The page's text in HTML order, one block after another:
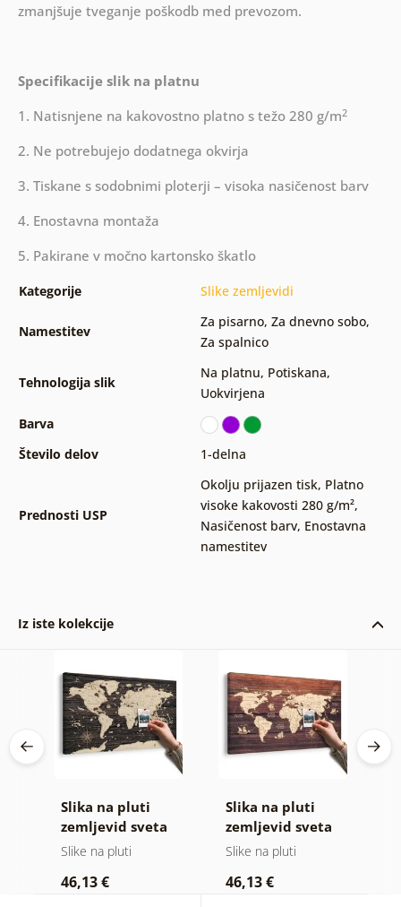
zmanjšuje tveganje poškodb med prevozom.
Specifikacije slik na platnu
1. Natisnjene na kakovostno platno s težo 280 g/m2
2. Ne potrebujejo dodatnega okvirja
3. Tiskane s sodobnimi ploterji – visoka nasičenost barv
4. Enostavna montaža
5. Pakirane v močno kartonsko škatlo
Kategorije Slike zemljevidi
Namestitev
Za pisarno, Za dnevno sobo,
Za spalnico
Tehnologija slik
Na platnu, Potiskana,
Uokvirjena
Barva
Število delov
1-delna
Prednosti USP
Okolju prijazen tisk, Platno
visoke kakovosti 280 g/m²,
Nasičenost barv, Enostavna
namestitev
Iz iste kolekcije
Slika na pluti
zemljevid sveta
na lesenem
Slike na pluti
46,13 €
Slika na pluti
zemljevid sveta
na lesu
Slike na pluti
46,13 €